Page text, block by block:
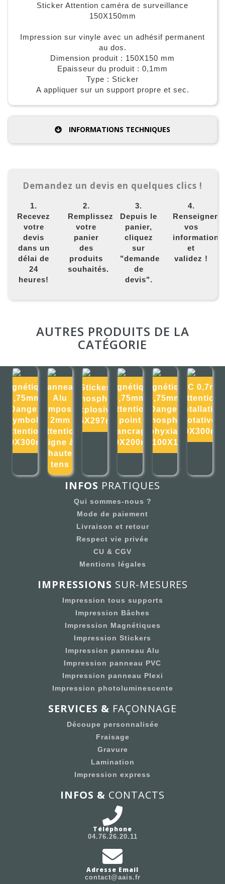
Sticker Attention caméra de surveillance
150X150mm
Impression sur vinyle avec un adhésif permanent
au dos.
Dimension produit : 150X150 mm
Epaisseur du produit : 0,1mm
Type : Sticker
A appliquer sur un support propre et sec.
INFORMATIONS TECHNIQUES
Demandez un devis en quelques clics !
1.
Recevez
votre
devis
dans un
délai de
24
heures!
2.
Remplissez
votre
panier
des
produits
souhaités.
3.
Depuis le
panier,
cliquez
sur
"demande
de
devis".
4.
Renseigner
vos
informations
et
validez !
AUTRES PRODUITS DE LA
CATÉGORIE
Magnétique
0,75mm
Danger
Symbole
attention
Panneau
Alu
composite
2mm
Attention
ligne à
haute
tens
Sticker
Atmosphère
explosive
105X297mm
Magnétique
0,75mm
Attention
point
d'ancrage
200X200mm
Magnétique
0,75mm
Danger
Atmosphère
asphyxiante
100X1
PVC 0,7mm
Attention
installation
rotative
INFOS PRATIQUES
Qui sommes-nous ?
Mode de paiement
Livraison et retour
Respect vie privée
CU & CGV
Mentions légales
IMPRESSIONS SUR-MESURES
Impression tous supports
Impression Bâches
Impression Magnétiques
Impression Stickers
Impression panneau Alu
Impression panneau PVC
Impression panneau Plexi
Impression photoluminescente
SERVICES & FAÇONNAGE
Découpe personnalisée
Fraisage
Gravure
Lamination
Impression express
INFOS & CONTACTS
Téléphone
04.76.26.20.11
Adresse Email
contact@aais.fr